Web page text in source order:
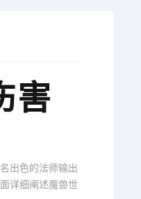
害
出色的法师输出
详细阐述魔兽世